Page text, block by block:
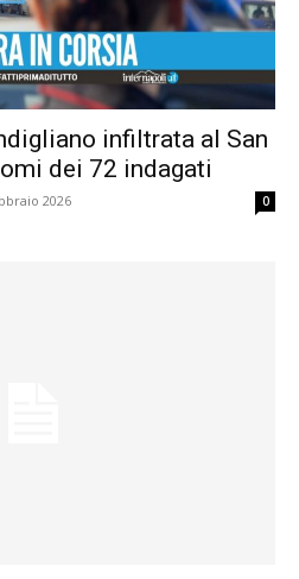
infiltrata al San
dei 72 indagati
2026 0